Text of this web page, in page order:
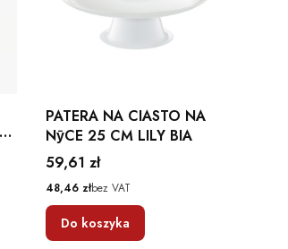
PATERA NA CIASTO NA
NӯCE 25 CM LILY BIA
Cena
59,61 zł
Cena
48,46 złbez VAT
Do koszyka